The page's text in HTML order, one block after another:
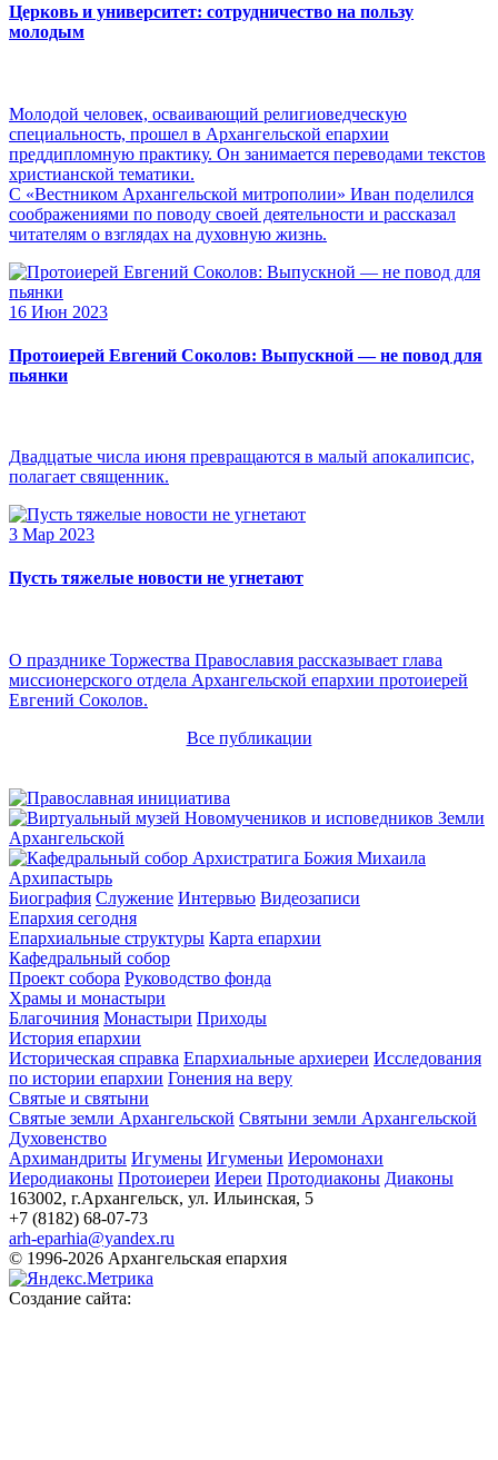
Церковь и университет: сотрудничество на пользу
молодым
Молодой человек, осваивающий религиоведческую
специальность, прошел в Архангельской епархии
преддипломную практику. Он занимается переводами текстов
христианской тематики.
С «Вестником Архангельской митрополии» Иван поделился
соображениями по поводу своей деятельности и рассказал
читателям о взглядах на духовную жизнь.
16 Июн 2023
Протоиерей Евгений Соколов: Выпускной — не повод для
пьянки
Двадцатые числа июня превращаются в малый апокалипсис,
полагает священник.
3 Мар 2023
Пусть тяжелые новости не угнетают
О празднике Торжества Православия рассказывает глава
миссионерского отдела Архангельской епархии протоиерей
Евгений Соколов.
Все публикации
Архипастырь
Биография Служение Интервью Видеозаписи
Епархия сегодня
Епархиальные структуры Карта епархии
Кафедральный собор
Проект собора Руководство фонда
Храмы и монастыри
Благочиния Монастыри Приходы
История епархии
Историческая справка Епархиальные архиереи Исследования
по истории епархии Гонения на веру
Святые и святыни
Святые земли Архангельской Святыни земли Архангельской
Духовенство
Архимандриты Игумены Игуменьи Иеромонахи
Иеродиаконы Протоиереи Иереи Протодиаконы Диаконы
163002, г.Архангельск, ул. Ильинская, 5
+7 (8182) 68-07-73
arh-eparhia@yandex.ru
© 1996-2026 Архангельская епархия
Создание сайта: